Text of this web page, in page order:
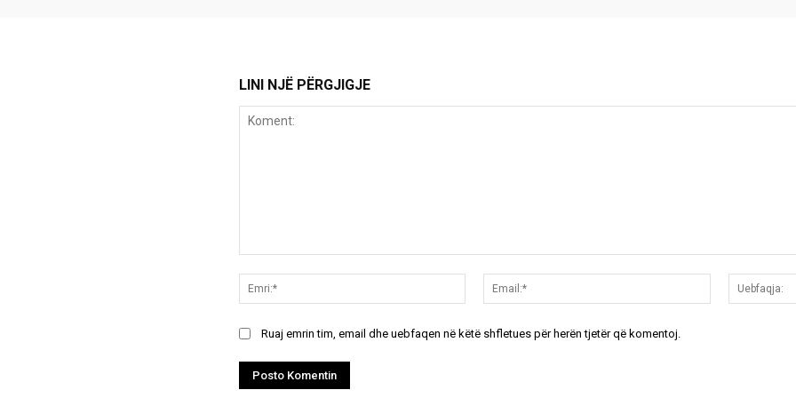
LINI NJË PËRGJIGJE
Emri:*
Email:*
Ruaj emrin tim, email dhe uebfaqen në këtë shfletues për herën tjetër që komentoj.